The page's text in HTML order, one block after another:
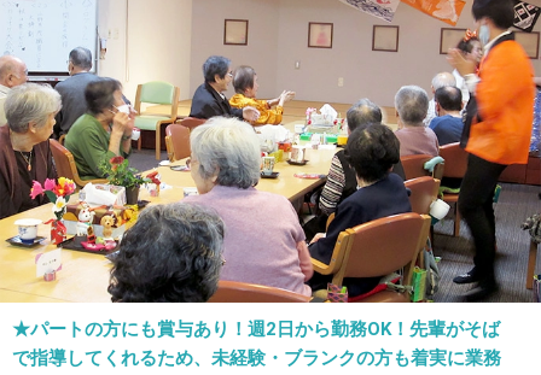
★パートの方にも賞与あり！週2日から勤務OK！先輩がそば
で指導してくれるため、未経験・ブランクの方も着実に業務